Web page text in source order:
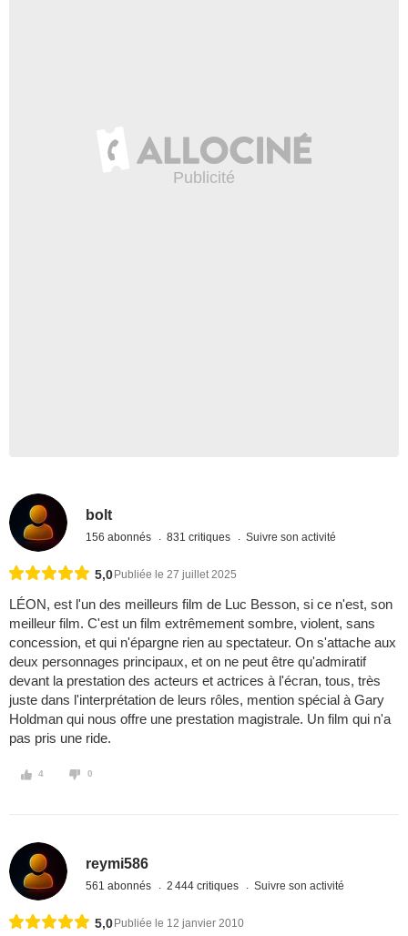
bolt
156 abonnés 831 critiques Suivre son activité
5,0 Publiée le 27 juillet 2025
LÉON, est l'un des meilleurs film de Luc Besson, si ce n'est, son
meilleur film. C'est un film extrêmement sombre, violent, sans
concession, et qui n'épargne rien au spectateur. On s'attache aux
deux personnages principaux, et on ne peut être qu'admiratif
devant la prestation des acteurs et actrices à l'écran, tous, très
juste dans l'interprétation de leurs rôles, mention spécial à Gary
Holdman qui nous offre une prestation magistrale. Un film qui n'a
pas pris une ride.
4 0
reymi586
561 abonnés 2 444 critiques Suivre son activité
5,0 Publiée le 12 janvier 2010